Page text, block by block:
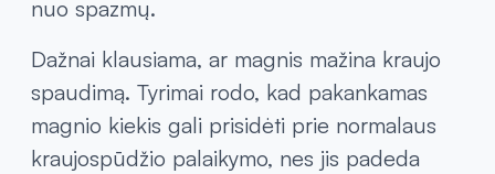
nuo spazmų.
Dažnai klausiama, ar magnis mažina kraujo
spaudimą. Tyrimai rodo, kad pakankamas
magnio kiekis gali prisidėti prie normalaus
kraujospūdžio palaikymo, nes jis padeda